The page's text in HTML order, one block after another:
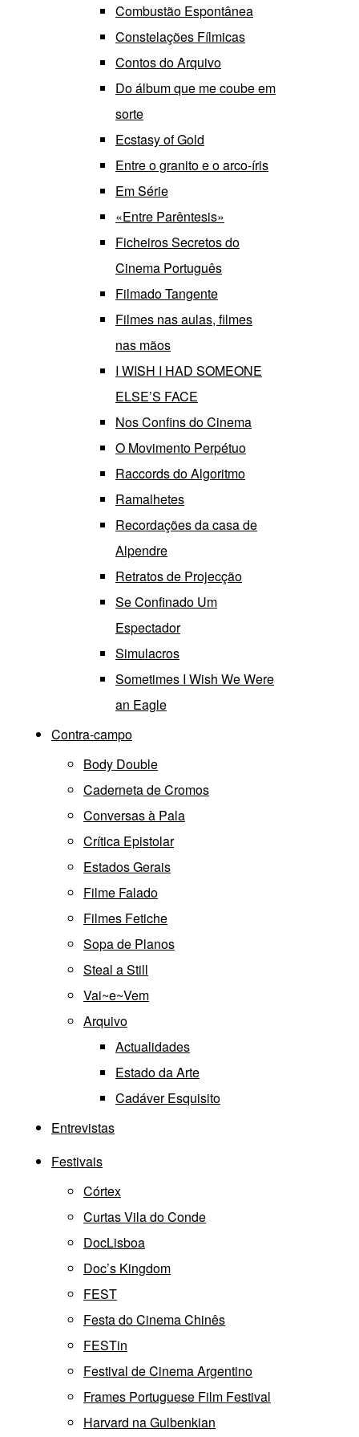
Combustão Espontânea
Constelações Fílmicas
Contos do Arquivo
Do álbum que me coube em
sorte
Ecstasy of Gold
Entre o granito e o arco-íris
Em Série
«Entre Parêntesis»
Ficheiros Secretos do
Cinema Português
Filmado Tangente
Filmes nas aulas, filmes
nas mãos
I WISH I HAD SOMEONE
ELSE’S FACE
Nos Confins do Cinema
O Movimento Perpétuo
Raccords do Algoritmo
Ramalhetes
Recordações da casa de
Alpendre
Retratos de Projecção
Se Confinado Um
Espectador
Simulacros
Sometimes I Wish We Were
an Eagle
Contra-campo
Body Double
Caderneta de Cromos
Conversas à Pala
Crítica Epistolar
Estados Gerais
Filme Falado
Filmes Fetiche
Sopa de Planos
Steal a Still
Vai~e~Vem
Arquivo
Actualidades
Estado da Arte
Cadáver Esquisito
Entrevistas
Festivais
Córtex
Curtas Vila do Conde
DocLisboa
Doc’s Kingdom
FEST
Festa do Cinema Chinês
FESTin
Festival de Cinema Argentino
Frames Portuguese Film Festival
Harvard na Gulbenkian